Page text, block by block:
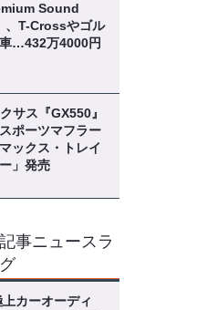
Sound
T-Crossやゴル
…432万4000円
サス『GX550』
ポーツマフラー
ックス・トレイ
」発売
事ニュースラ
上カーオーディ